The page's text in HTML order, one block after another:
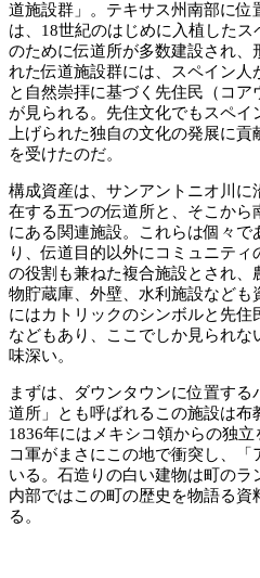
道施設群」。テキサス州南部に位
は、18世紀のはじめに入植した
のために伝道所が多数建設され、
れた伝道施設群には、スペイン
と自然崇拝に基づく先住民（コ
が見られる。先住文化でもスペイ
上げられた独自の文化の発展に
を受けたのだ。
構成資産は、サンアントニオ川に
在する五つの伝道所と、そこから
にある関連施設。これらは個々で
り、伝道目的以外にコミュニテ
の役割も兼ねた複合施設とされ
物貯蔵庫、外壁、水利施設など
にはカトリックのシンボルと先
などもあり、ここでしか見られ
味深い。
まずは、ダウンタウンに位置す
道所」とも呼ばれるこの施設は布
1836年にはメキシコ領からの独
コ軍がまさにこの地で衝突し、「
いる。石造りの白い建物は町のラ
内部ではこの町の歴史を物語る資
る。